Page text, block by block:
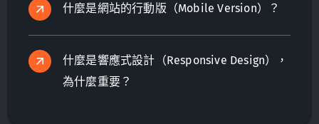
什麼是網站的行動版（Mobile Version）？
什麼是響應式設計（Responsive Design），
為什麼重要？